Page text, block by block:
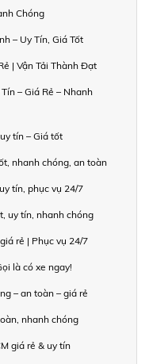
Chóng
– Uy Tín, Giá Tốt
| Vận Tải Thành Đạt
– Giá Rẻ – Nhanh
tín – Giá tốt
nhanh chóng, an toàn
tín, phục vụ 24/7
uy tín, nhanh chóng
rẻ | Phục vụ 24/7
là có xe ngay!
– an toàn – giá rẻ
nhanh chóng
giá rẻ & uy tín